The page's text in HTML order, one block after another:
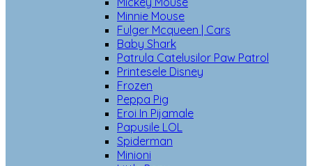
Minnie Mouse
Fulger Mcqueen | Cars
Baby Shark
Patrula Catelusilor Paw Patrol
Printesele Disney
Frozen
Peppa Pig
Eroi In Pijamale
Papusile LOL
Spiderman
Minioni